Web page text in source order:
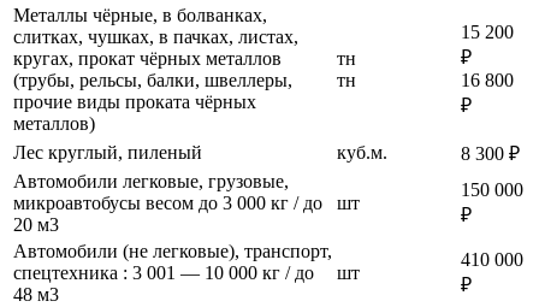
Металлы чёрные, в болванках,
слитках, чушках, в пачках, листах,
кругах, прокат чёрных металлов
(трубы, рельсы, балки, швеллеры,
прочие виды проката чёрных
металлов)
тн
тн
15 200
₽
16 800
₽
Лес круглый, пиленый куб.м.
8 300 ₽
Автомобили легковые, грузовые,
микроавтобусы весом до 3 000 кг / до
20 м3
шт
150 000
₽
Автомобили (не легковые), транспорт,
спецтехника : 3 001 — 10 000 кг / до
48 м3
шт
410 000
₽